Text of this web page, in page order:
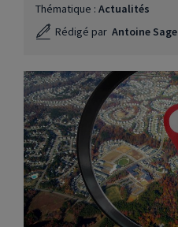
Thématique : Actualités
Rédigé par Antoine Sage